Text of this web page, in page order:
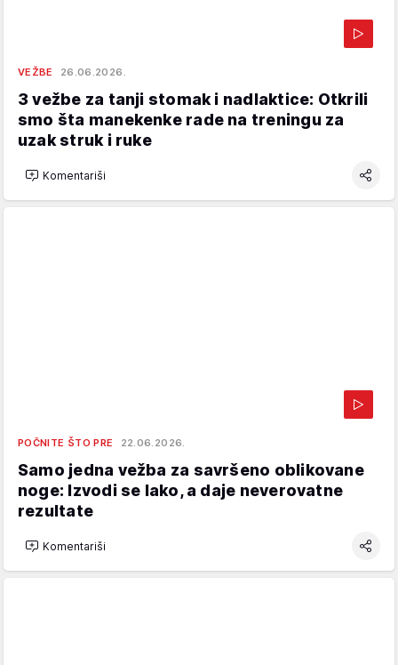
VEŽBE 26.06.2026.
3 vežbe za tanji stomak i nadlaktice: Otkrili
smo šta manekenke rade na treningu za
uzak struk i ruke
Komentariši
POČNITE ŠTO PRE 22.06.2026.
Samo jedna vežba za savršeno oblikovane
noge: Izvodi se lako, a daje neverovatne
rezultate
Komentariši